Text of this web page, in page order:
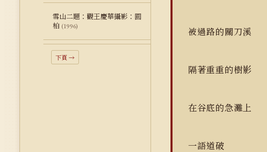
雪山二題：觀王慶華攝影：圓
柏 (1996)
下頁 →
被過路的關刀溪
隔著重重的樹影
在谷底的急灘上
一語道破